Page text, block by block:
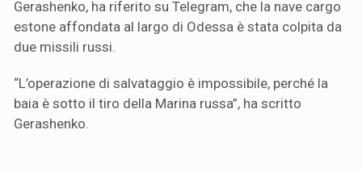
Gerashenko, ha riferito su Telegram, che la nave cargo
estone affondata al largo di Odessa è stata colpita da
due missili russi.
“L’operazione di salvataggio è impossibile, perché la
baia è sotto il tiro della Marina russa”, ha scritto
Gerashenko.